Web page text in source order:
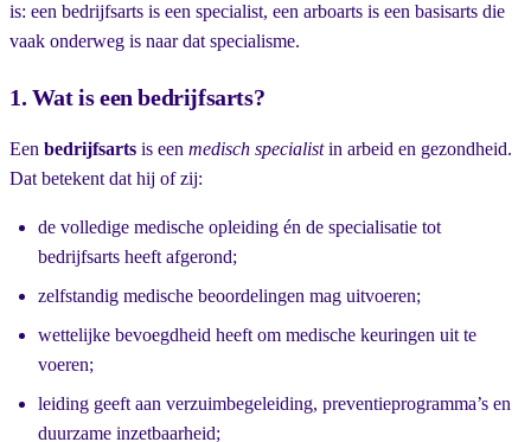
is: een bedrijfsarts is een specialist, een arboarts is een basisarts die
vaak onderweg is naar dat specialisme.
1. Wat is een bedrijfsarts?
Een bedrijfsarts is een medisch specialistin arbeid en gezondheid.
Dat betekent dat hij of zij:
de volledige medische opleiding én de specialisatie tot
bedrijfsarts heeft afgerond;
zelfstandig medische beoordelingen mag uitvoeren;
wettelijke bevoegdheid heeft om medische keuringen uit te
voeren;
leiding geeft aan verzuimbegeleiding, preventieprogramma’s en
duurzame inzetbaarheid;